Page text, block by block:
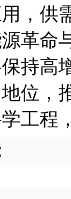
，供
革命
持高
位，
工程